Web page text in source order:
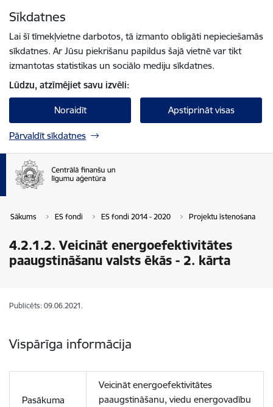
Sīkdatnes
Lai šī tīmekļvietne darbotos, tā izmanto obligāti nepieciešamās
sīkdatnes. Ar Jūsu piekrišanu papildus šajā vietnē var tikt
izmantotas statistikas un sociālo mediju sīkdatnes.
Lūdzu, atzīmējiet savu izvēli:
Noraidīt Apstiprināt visas
Pārvaldīt sīkdatnes
Sākums ES fondi ES fondi 2014 - 2020 Projektu īstenošana
4.2.1.2. Veicināt energoefektivitātes
paaugstināšanu valsts ēkās - 2. kārta
Publicēts: 09.06.2021.
Vispārīga informācija
Pasākuma
Veicināt energoefektivitātes
paaugstināšanu, viedu energovadību